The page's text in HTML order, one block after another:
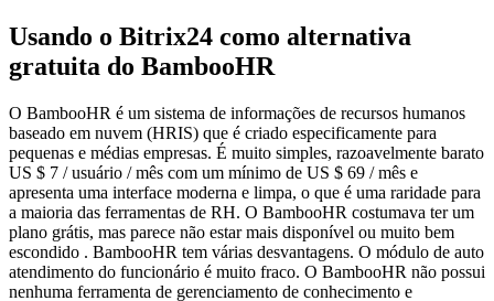
Usando o Bitrix24 como alternativa
gratuita do BambooHR
O BambooHR é um sistema de informações de recursos humanos
baseado em nuvem (HRIS) que é criado especificamente para
pequenas e médias empresas. É muito simples, razoavelmente barato
US $ 7 / usuário / mês com um mínimo de US $ 69 / mês e
apresenta uma interface moderna e limpa, o que é uma raridade para
a maioria das ferramentas de RH. O BambooHR costumava ter um
plano grátis, mas parece não estar mais disponível ou muito bem
escondido . BambooHR tem várias desvantagens. O módulo de auto
atendimento do funcionário é muito fraco. O BambooHR não possui
nenhuma ferramenta de gerenciamento de conhecimento e